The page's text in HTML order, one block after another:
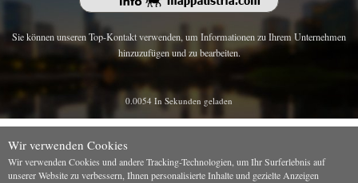
Sie können unseren Top-Kontakt verwenden, um Informationen zu Ihrem Unternehmen
hinzuzufügen und zu bearbeiten.
0.0054 In Sekunden geladen
Wir verwenden Cookies
Wir verwenden Cookies und andere Tracking-Technologien, um Ihr Surferlebnis auf
unserer Website zu verbessern, Ihnen personalisierte Inhalte und gezielte Anzeigen